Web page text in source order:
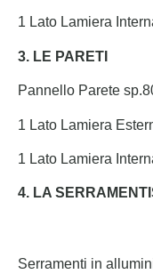
1 Lato Lamiera
3. LE PARETI
Pannello Parete
1 Lato Lamiera
1 Lato Lamiera
4. LA
Serramenti in